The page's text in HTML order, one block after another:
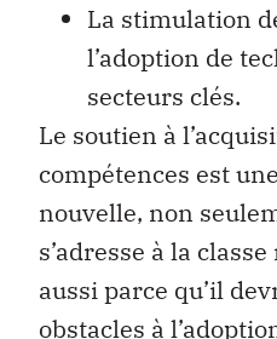
La stimulation
l’adoption de
secteurs clés.
Le soutien à
compétences est
nouvelle, non
s’adresse à la
aussi parce qu’il
obstacles à